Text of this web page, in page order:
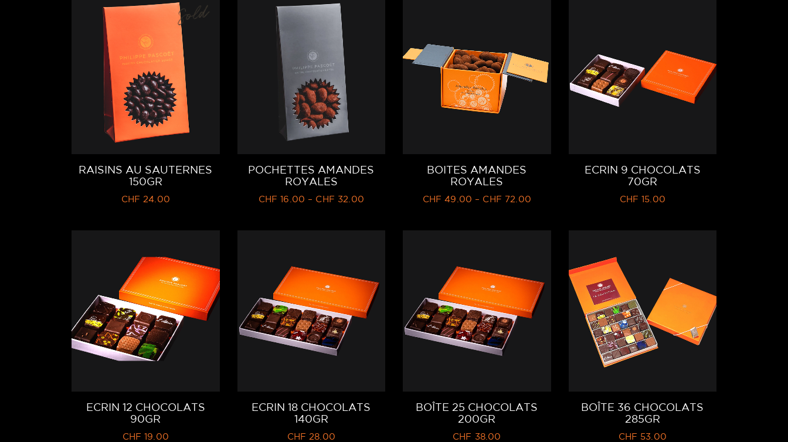
Sold
RAISINS AU SAUTERNES
150GR
CHF 24.00
POCHETTES AMANDES
ROYALES
CHF 16.00 – CHF 32.00
BOITES AMANDES
ROYALES
CHF 49.00 – CHF 72.00
ECRIN 9 CHOCOLATS
70GR
CHF 15.00
ECRIN 12 CHOCOLATS
90GR
CHF 19.00
ECRIN 18 CHOCOLATS
140GR
CHF 28.00
BOÎTE 25 CHOCOLATS
200GR
CHF 38.00
BOÎTE 36 CHOCOLATS
285GR
CHF 53.00